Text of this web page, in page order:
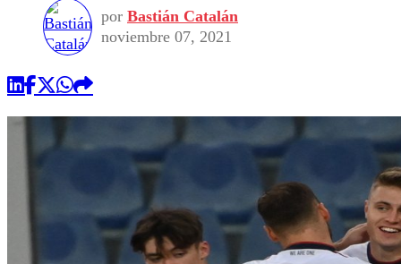
Seleccion Chilena
Torneo Internacional
Economía
Internacional
Publicaciones en medios
Opinión
por Bastián Catalán
noviembre 07, 2021